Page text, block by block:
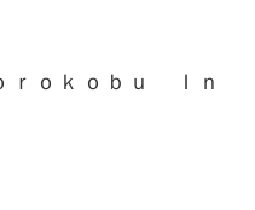
ｏｋｏｂｕ Ｉｎ